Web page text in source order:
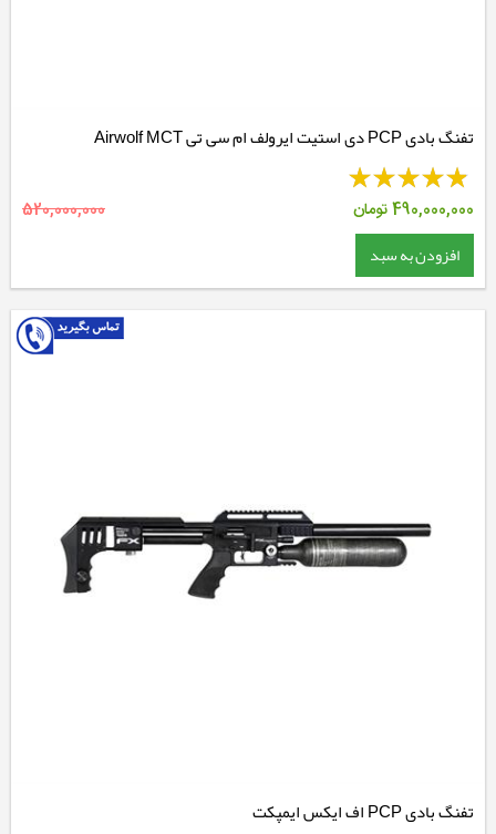
تفنگ بادی PCP دی استیت ایرولف ام سی تی Airwolf MCT
490,000,000تومان 520,000,000
افزودن به سبد
تفنگ بادی PCP اف ایکس ایمپکت